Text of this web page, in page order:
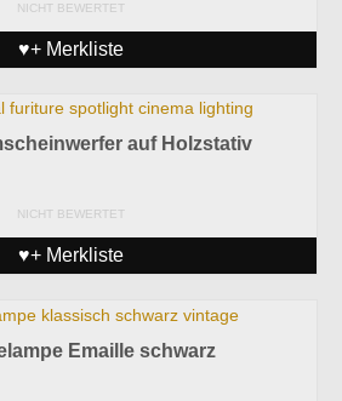
NICHT BEWERTET
♥+ Merkliste
auf Holzstativ
NICHT BEWERTET
♥+ Merkliste
Emaille schwarz